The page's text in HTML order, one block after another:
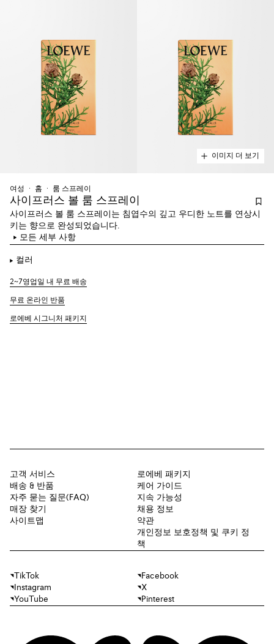
이미지 더 보기
여성 홈 룸 스프레이
사이프러스 볼 룸 스프레이
사이프러스 볼 룸 스프레이는 침엽수의 깊고 우디한 노트를 연상시
키는 향으로 완성되었습니다.
모든 세부 사항
컬러
2~7영업일 내 무료 배송
무료 온라인 반품
로에베 시그니처 패키지
고객 서비스
배송 & 반품
자주 묻는 질문(FAQ)
매장 찾기
사이트맵
로에베 패키지
케어 가이드
지속 가능성
채용 정보
약관
개인정보 보호정책 및 쿠키 정
책
TikTok
Facebook
Instagram
X
YouTube
Pinterest